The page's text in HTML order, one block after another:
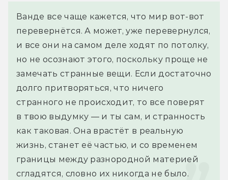
Ванде все чаще кажется, что мир вот-вот
перевернётся. А может, уже перевернулся,
и все они на самом деле ходят по потолку,
но не осознают этого, поскольку проще не
замечать странные вещи. Если достаточно
долго притворяться, что ничего
странного не происходит, то все поверят
в твою выдумку — и ты сам, и странность
как таковая. Она врастёт в реальную
жизнь, станет её частью, и со временем
границы между разнородной материей
сгладятся, словно их никогда не было.